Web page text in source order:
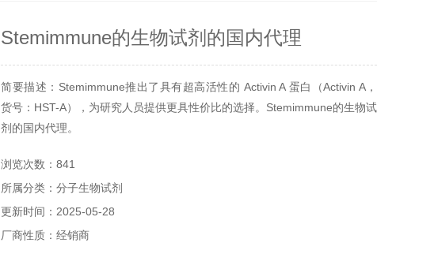
Stemimmune的生物试剂的国内代理
简要描述：Stemimmune推出了具有超高活性的 Activin A 蛋白（Activin A，
货号：HST-A），为研究人员提供更具性价比的选择。Stemimmune的生物试
剂的国内代理。
浏览次数：841
所属分类：分子生物试剂
更新时间：2025-05-28
厂商性质：经销商